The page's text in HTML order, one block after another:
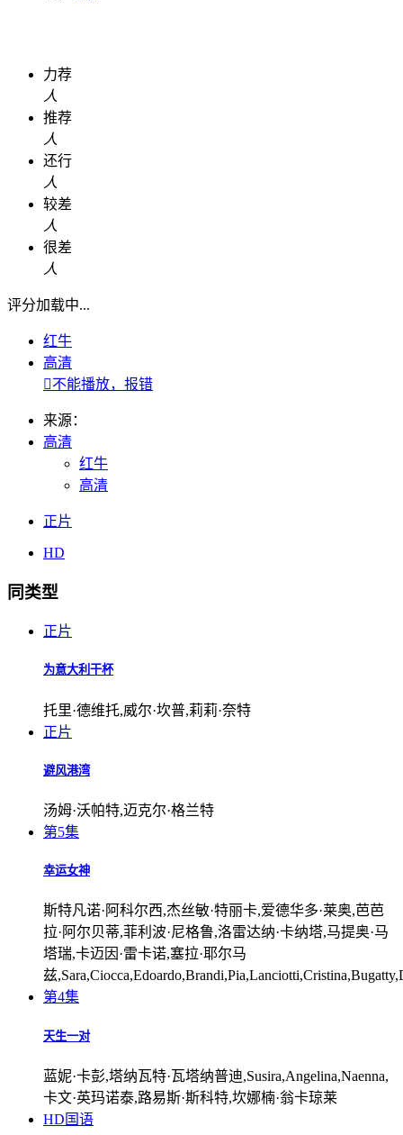
力荐
人
推荐
人
还行
人
较差
人
很差
人
评分加载中...
红牛
高清
不能播放，报错
来源：
高清
红牛
高清
正片
HD
同类型
正片
为意大利干杯
托里·德维托,威尔·坎普,莉莉·奈特
正片
避风港湾
汤姆·沃帕特,迈克尔·格兰特
第5集
幸运女神
斯特凡诺·阿科尔西,杰丝敏·特丽卡,爱德华多·莱奥,芭芭
拉·阿尔贝蒂,菲利波·尼格鲁,洛雷达纳·卡纳塔,马提奥·马
塔瑞,卡迈因·雷卡诺,塞拉·耶尔马
兹
第4集
天生一对
蓝妮·卡彭,塔纳瓦特·瓦塔纳普迪,Susira,Angelina,Naenna,
卡文·英玛诺泰,路易斯·斯科特,坎娜楠·翁卡琼莱
HD国语